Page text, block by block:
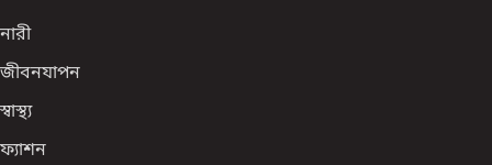
নারী
জীবনযাপন
স্বাস্থ্য
ফ্যাশন